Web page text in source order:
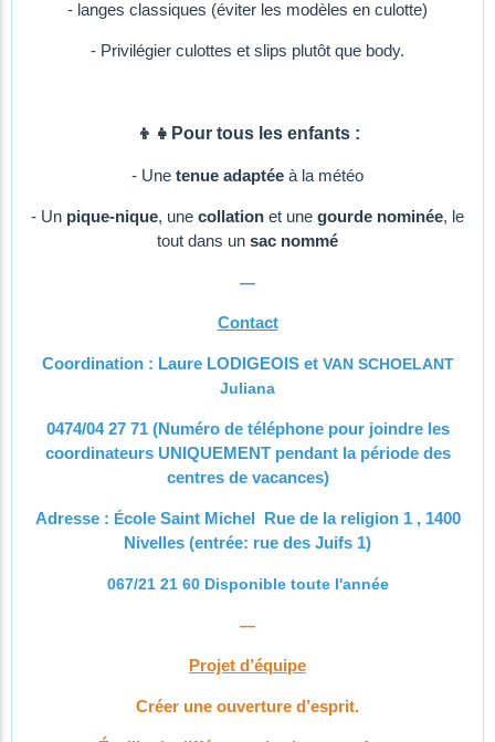
- langes classiques (éviter les modèles en culotte)
- Privilégier culottes et slips plutôt que body.
👦👧Pour tous les enfants :
- Une tenue adaptée à la météo
- Un pique-nique, une collation et une gourde nominée, le
tout dans un sac nommé
—
Contact
Coordination : Laure LODIGEOIS et VAN SCHOELANT
Juliana
0474/04 27 71 (Numéro de téléphone pour joindre les
coordinateurs UNIQUEMENT pendant la période des
centres de vacances)
Adresse : École Saint Michel Rue de la religion 1 , 1400
Nivelles (entrée: rue des Juifs 1)
067/21 21 60 Disponible toute l'année
—
Projet d’équipe
Créer une ouverture d’esprit.